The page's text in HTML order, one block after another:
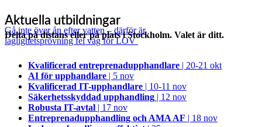
Gå inte över ån efter vatten – därför är
laglighetsprövning fel väg för LOV
Aktuella utbildningar
Delta på distans eller på plats i Stockholm. Valet är ditt.
Kvalificerad entreprenad­upphandlare | 20-21 okt
AI för upphandlare | 5 nov
Kvalificerad IT-upphandlare | 10-11 nov
Säkerhetsskyddad upphandling | 12 nov
Robusta IT-avtal | 17 nov
Entreprenadupphandling och AMA AF | 18 nov